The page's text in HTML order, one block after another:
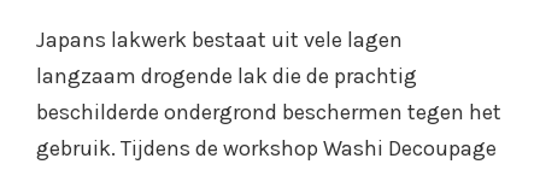
Japans lakwerk bestaat uit vele lagen
langzaam drogende lak die de prachtig
beschilderde ondergrond beschermen tegen het
gebruik. Tijdens de workshop Washi Decoupage